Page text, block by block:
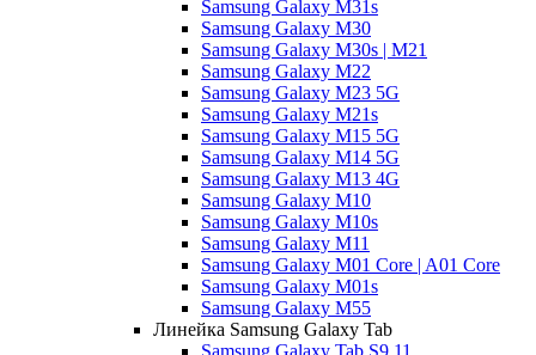
Samsung Galaxy M31s
Samsung Galaxy M30
Samsung Galaxy M30s | M21
Samsung Galaxy M22
Samsung Galaxy M23 5G
Samsung Galaxy M21s
Samsung Galaxy M15 5G
Samsung Galaxy M14 5G
Samsung Galaxy M13 4G
Samsung Galaxy M10
Samsung Galaxy M10s
Samsung Galaxy M11
Samsung Galaxy M01 Core | A01 Core
Samsung Galaxy M01s
Samsung Galaxy M55
Линейка Samsung Galaxy Tab
Samsung Galaxy Tab S9 11